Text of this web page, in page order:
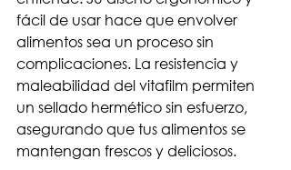
fácil de usar hace que envolver
alimentos sea un proceso sin
complicaciones. La resistencia y
maleabilidad del vitafilm permiten
un sellado hermético sin esfuerzo,
asegurando que tus alimentos se
mantengan frescos y deliciosos.